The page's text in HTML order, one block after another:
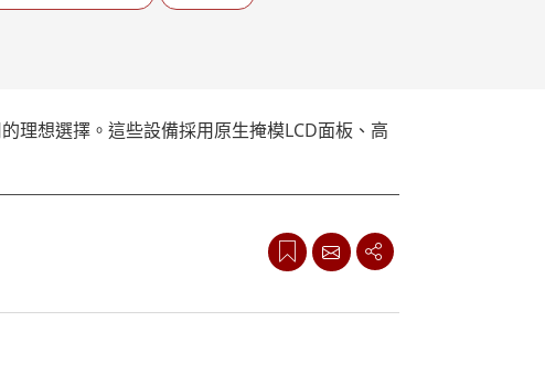
理想選擇。這些設備採用原生掩模LCD面板、高
合在公共交通、商業建築和廣告應用等受限或非
水平，確保即使在明亮的陽光下顯示器也清晰可